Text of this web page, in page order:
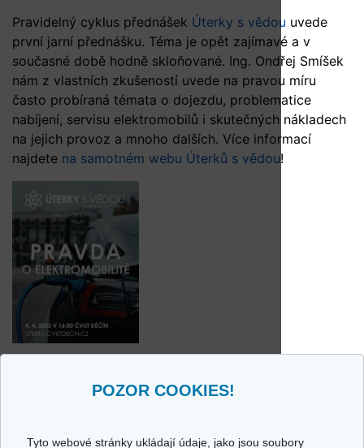
POZOR COOKIES!
Tyto webové stránky ukládají údaje, jako jsou soubory
Pravidelný cyklus přednášek Úterky s vědou uvede
první jarní přednášku. Téma je opět zajímavé a v
současné době hodně skloňované. Ing. Ondřej Smíšek
nám z vlastních zkušeností uvede na pravou míru
často probíraná témata o dojezdu, problematice
nabíjení, servisu elektromobilů i skutečných nákladech
na jejich provoz a mnoho dalších. Více informací
najdete na samotném webu Úterků s vědou!